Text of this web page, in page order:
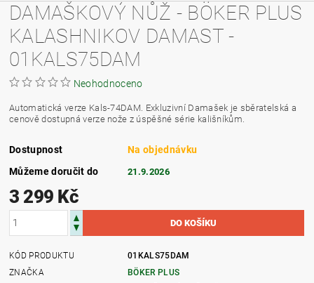
DAMAŠKOVÝ NŮŽ - BÖKER PLUS
KALASHNIKOV DAMAST -
01KALS75DAM
Neohodnoceno
Automatická verze Kals-74DAM. Exkluzivní Damašek je sběratelská a
cenově dostupná verze nože z úspěšné série kališníkům.
Dostupnost
Na objednávku
Můžeme doručit do
21.9.2026
3 299 Kč
KÓD PRODUKTU
01KALS75DAM
ZNAČKA
BÖKER PLUS